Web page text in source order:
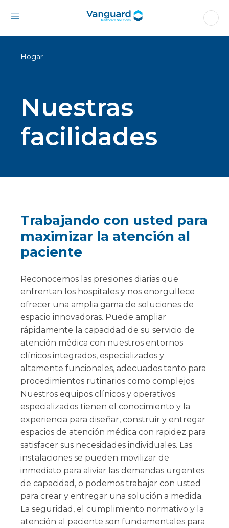
Hogar
Nuestras
facilidades
Trabajando con usted para
maximizar la atención al
paciente
Reconocemos las presiones diarias que
enfrentan los hospitales y nos enorgullece
ofrecer una amplia gama de soluciones de
espacio innovadoras. Puede ampliar
rápidamente la capacidad de su servicio de
atención médica con nuestros entornos
clínicos integrados, especializados y
altamente funcionales, adecuados tanto para
procedimientos rutinarios como complejos.
Nuestros equipos clínicos y operativos
especializados tienen el conocimiento y la
experiencia para diseñar, construir y entregar
espacios de atención médica con rapidez para
satisfacer sus necesidades individuales. Las
instalaciones se pueden movilizar de
inmediato para aliviar las demandas urgentes
de capacidad, o podemos trabajar con usted
para crear y entregar una solución a medida.
La seguridad, el cumplimiento normativo y la
atención al paciente son fundamentales para